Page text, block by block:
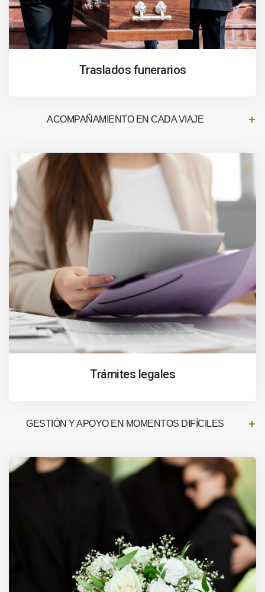
Traslados funerarios
ACOMPAÑAMIENTO EN CADA VIAJE
Trámites legales
GESTIÓN Y APOYO EN MOMENTOS DIFÍCILES